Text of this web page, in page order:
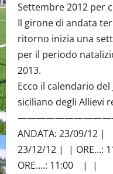
Settembre 2012 per
Il girone di andata
ritorno inizia una
per il periodo
2013.
Ecco il calendario
siciliano degli Allievi
ANDATA: 23/
23/12/12 | | ORE…:
ORE….: 11:00 | |